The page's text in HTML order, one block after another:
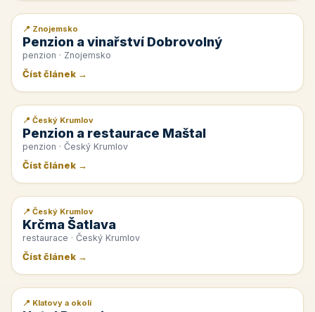
📰 PR článek
📍 Znojemsko
Penzion a vinařství Dobrovolný
penzion · Znojemsko
Číst článek →
📰 PR článek
📍 Český Krumlov
Penzion a restaurace Maštal
penzion · Český Krumlov
Číst článek →
📰 PR článek
📍 Český Krumlov
Krčma Šatlava
restaurace · Český Krumlov
Číst článek →
📰 PR článek
📍 Klatovy a okolí